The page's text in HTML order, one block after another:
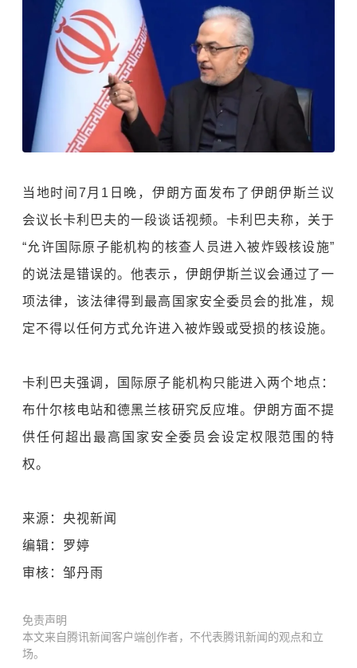
当地时间7月1日晚，伊朗方面发布了伊朗伊斯兰议
会议长卡利巴夫的一段谈话视频。卡利巴夫称，关于
“允许国际原子能机构的核查人员进入被炸毁核设施”
的说法是错误的。他表示，伊朗伊斯兰议会通过了一
项法律，该法律得到最高国家安全委员会的批准，规
定不得以任何方式允许进入被炸毁或受损的核设施。
卡利巴夫强调，国际原子能机构只能进入两个地点：
布什尔核电站和德黑兰核研究反应堆。伊朗方面不提
供任何超出最高国家安全委员会设定权限范围的特
权。
来源：央视新闻
编辑：罗婷
审核：邹丹雨
免责声明
本文来自腾讯新闻客户端创作者，不代表腾讯新闻的观点和立
场。